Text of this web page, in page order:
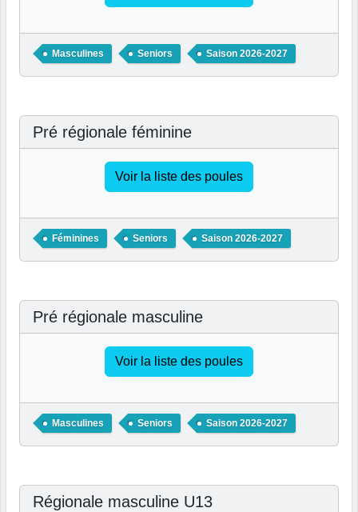
Masculines Seniors Saison 2026-2027
Pré régionale féminine
Voir la liste des poules
Féminines Seniors Saison 2026-2027
Pré régionale masculine
Voir la liste des poules
Masculines Seniors Saison 2026-2027
Régionale masculine U13